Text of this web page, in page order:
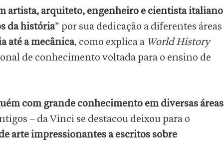
artista, arquiteto, engenheiro e cientista italiano
da história” por sua dedicação a diferentes áreas
até a mecânica, como explica a World History
de conhecimento voltada para o ensino de
com grande conhecimento em diversas áreas
– da Vinci se destacou deixou para o
arte impressionantes a escritos sobre